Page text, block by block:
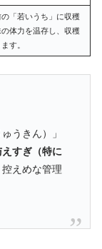
「若いうち」に収穫
体力を温存し、収穫
す。
うきん）」
えすぎ（特に
えめな管理